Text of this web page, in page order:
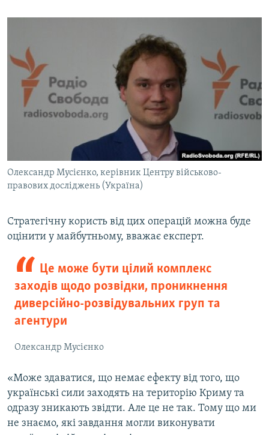
Олександр Мусієнко, керівник Центру військово-
правових досліджень (Україна)
Стратегічну користь від цих операцій можна буде
оцінити у майбутньому, вважає експерт.
Це може бути цілий комплекс
заходів щодо розвідки, проникнення
диверсійно-розвідувальних груп та
агентури
Олександр Мусієнко
«Може здаватися, що немає ефекту від того, що
українські сили заходять на територію Криму та
одразу зникають звідти. Але це не так. Тому що ми
не знаємо, які завдання могли виконувати